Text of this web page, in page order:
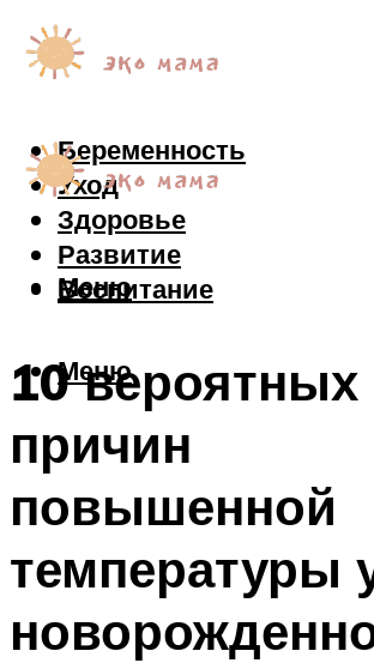
Беременность
Уход
Здоровье
Развитие
Воспитание
Меню
Меню
10 вероятных
причин
повышенной
температуры